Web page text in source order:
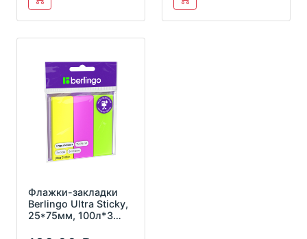
Флажки-закладки
Berlingo Ultra Sticky,
25*75мм, 100л*3